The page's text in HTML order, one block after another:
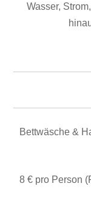
Wasser,
Bettwäsche &
8 € pro Person